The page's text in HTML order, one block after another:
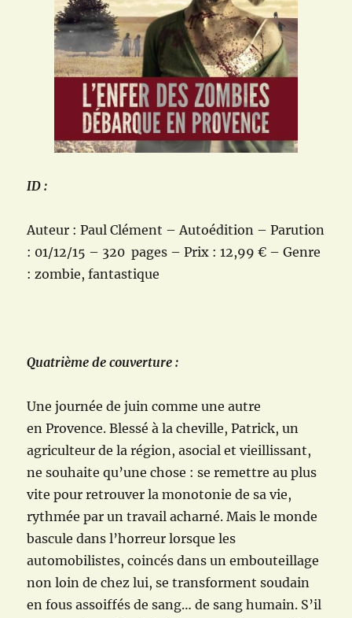
ID :
Auteur : Paul Clément – Autoédition – Parution
: 01/12/15 – 320 pages – Prix : 12,99 € – Genre
: zombie, fantastique
Quatrième de couverture :
Une journée de juin comme une autre
en Provence. Blessé à la cheville, Patrick, un
agriculteur de la région, asocial et vieillissant,
ne souhaite qu’une chose : se remettre au plus
vite pour retrouver la monotonie de sa vie,
rythmée par un travail acharné. Mais le monde
bascule dans l’horreur lorsque les
automobilistes, coincés dans un embouteillage
non loin de chez lui, se transforment soudain
en fous assoiffés de sang… de sang humain. S’il